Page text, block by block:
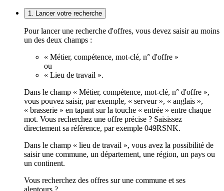
1. Lancer votre recherche
Pour lancer une recherche d'offres, vous devez saisir au moins
un des deux champs :
« Métier, compétence, mot-clé, n° d'offre »
ou
« Lieu de travail ».
Dans le champ « Métier, compétence, mot-clé, n° d'offre »,
vous pouvez saisir, par exemple, « serveur », « anglais »,
« brasserie » en tapant sur la touche « entrée » entre chaque
mot. Vous recherchez une offre précise ? Saisissez
directement sa référence, par exemple 049RSNK.
Dans le champ « lieu de travail », vous avez la possibilité de
saisir une commune, un département, une région, un pays ou
un continent.
Vous recherchez des offres sur une commune et ses
alentours ?